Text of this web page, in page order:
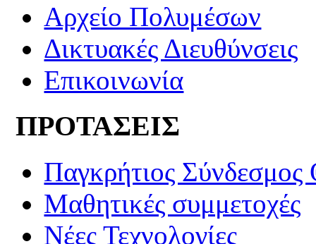
Αρχείο Πολυμέσων
Δικτυακές Διευθύνσεις
Επικοινωνία
ΠΡΟΤΑΣΕΙΣ
Παγκρήτιος
Μαθητικές συμμετοχές
Νέες Τεχνολογίες